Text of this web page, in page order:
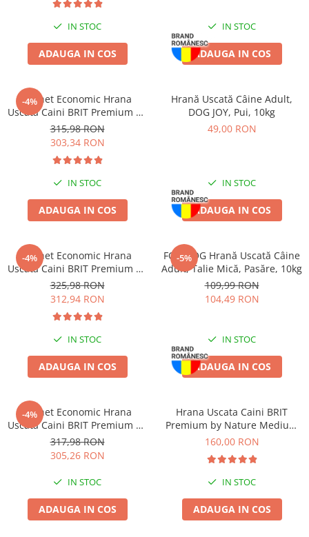
Piele Presată
Cremoase
Semi-umede
Îngrijire Câini
Covorașe Igienice Câini
Igienă Câini
Șampoane Câini
Vitamine Câini
Perii & Piepteni
Accesorii Câini
Culcușuri & Saltele Câini
Castroane și Adapatori
Cuști și Genți
Zgărzi, Lese & Hamuri
Jucării Câini
Haine Câini
Pisici
Hrană Uscată Pisică
Pisică Adult
Pisică Senior
Hrană Umedă Pisică
Pisică Adult
Pisică Senior
Diete Veterinare Pisică
IN STOC
ADAUGA IN COS
IN STOC
ADAUGA IN COS
-4%
Pachet Economic Hrana
Uscata Caini BRIT Premium by
Nature Maxi/Giant Senior
2x15kg
315,98 RON
303,34 RON
IN STOC
ADAUGA IN COS
Hrană Uscată Câine Adult,
DOG JOY, Pui, 10kg
49,00 RON
IN STOC
ADAUGA IN COS
-4%
Pachet Economic Hrana
Uscata Caini BRIT Premium by
Nature Maxi Adult 2x15kg
325,98 RON
312,94 RON
IN STOC
ADAUGA IN COS
-5%
FOR DOG Hrană Uscată Câine
Adult, Talie Mică, Pasăre, 10kg
109,99 RON
104,49 RON
IN STOC
ADAUGA IN COS
-4%
Pachet Economic Hrana
Uscata Caini BRIT Premium by
Nature Light 2x15kg
317,98 RON
305,26 RON
IN STOC
ADAUGA IN COS
Hrana Uscata Caini BRIT
Premium by Nature Medium
Adult 15kg
160,00 RON
IN STOC
ADAUGA IN COS